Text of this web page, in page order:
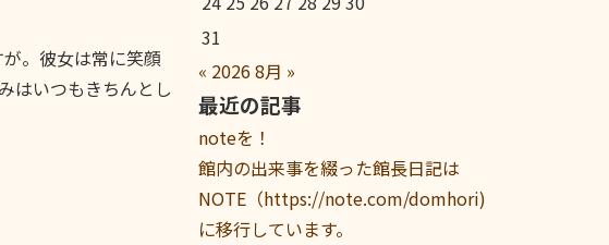
。彼女は常に笑顔
はいつもきちんとし
31
« 20268月 »
最近の記事
noteを！
館内の出来事を綴った館長日記は
NOTE（https://note.com/domhori)
に移行しています。